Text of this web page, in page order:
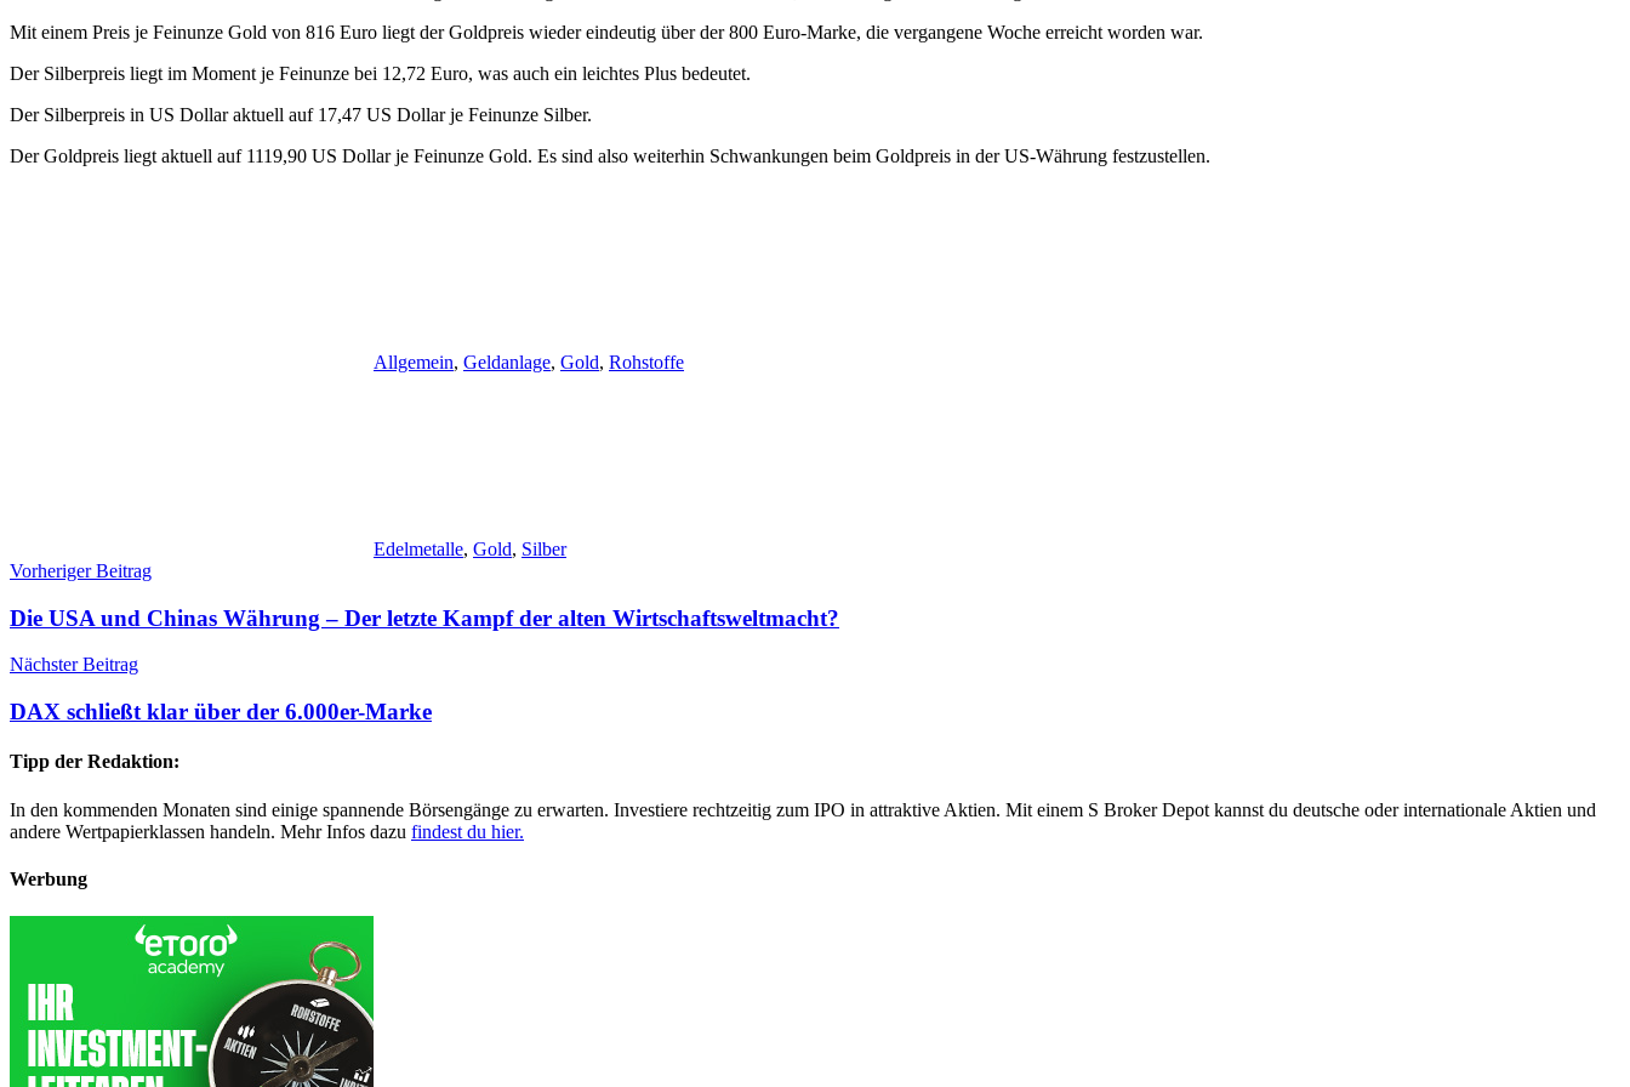
Mit einem Preis je Feinunze Gold von 816 Euro liegt der Goldpreis wieder eindeutig über der 800 Euro-Marke, die vergangene Woche erreicht worden war.
Der Silberpreis liegt im Moment je Feinunze bei 12,72 Euro, was auch ein leichtes Plus bedeutet.
Der Silberpreis in US Dollar aktuell auf 17,47 US Dollar je Feinunze Silber.
Der Goldpreis liegt aktuell auf 1119,90 US Dollar je Feinunze Gold. Es sind also weiterhin Schwankungen beim Goldpreis in der US-Währung festzustellen.
Allgemein, Geldanlage, Gold, Rohstoffe
Edelmetalle, Gold, Silber
Beitragsnavigation
Vorheriger Beitrag
Die USA und Chinas Währung – Der letzte Kampf der alten Wirtschaftsweltmacht?
Nächster Beitrag
DAX schließt klar über der 6.000er-Marke
Tipp der Redaktion:
In den kommenden Monaten sind einige spannende Börsengänge zu erwarten. Investiere rechtzeitig zum IPO in attraktive Aktien. Mit einem S Broker Depot kannst du deutsche oder internationale Aktien und
andere Wertpapierklassen handeln. Mehr Infos dazu findest du hier.
Werbung